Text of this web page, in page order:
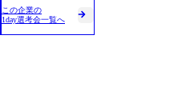
この企業の
1day選考会一覧へ